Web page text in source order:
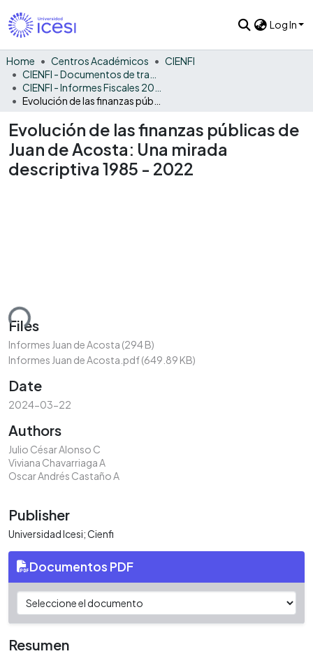
Log In
Home Centros Académicos
CIENFI
Evolución de las finanzas públicas de
Juan de Acosta: Una mirada
descriptiva 1985 - 2022
Files
Informes Juan de Acosta (294 B)
Informes Juan de Acosta.pdf(649.89 KB)
Date
2024-03-22
Authors
Julio César Alonso C
Viviana Chavarriaga A
Oscar Andrés Castaño A
Publisher
Universidad Icesi; Cienfi
Documentos PDF
Resumen